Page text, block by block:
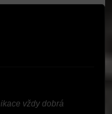
vždy dobrá